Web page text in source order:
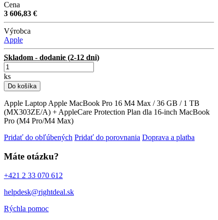
Cena
3 606,83 €
Výrobca
Apple
Skladom - dodanie (2-12 dni)
ks
Do košíka
Apple Laptop Apple MacBook Pro 16 M4 Max / 36 GB / 1 TB
(MX303ZE/A) + AppleCare Protection Plan dla 16-inch MacBook
Pro (M4 Pro/M4 Max)
Pridať do obľúbených Pridať do porovnania Doprava a platba
Máte otázku?
+421 2 33 070 612
helpdesk@rightdeal.sk
Rýchla pomoc